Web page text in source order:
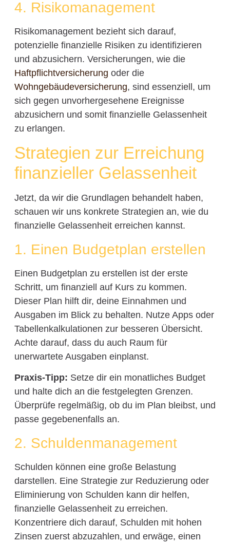
4. Risikomanagement
Risikomanagement bezieht sich darauf,
potenzielle finanzielle Risiken zu identifizieren
und abzusichern. Versicherungen, wie die
Haftpflichtversicherung oder die
Wohngebäudeversicherung, sind essenziell, um
sich gegen unvorhergesehene Ereignisse
abzusichern und somit finanzielle Gelassenheit
zu erlangen.
Strategien zur Erreichung
finanzieller Gelassenheit
Jetzt, da wir die Grundlagen behandelt haben,
schauen wir uns konkrete Strategien an, wie du
finanzielle Gelassenheit erreichen kannst.
1. Einen Budgetplan erstellen
Einen Budgetplan zu erstellen ist der erste
Schritt, um finanziell auf Kurs zu kommen.
Dieser Plan hilft dir, deine Einnahmen und
Ausgaben im Blick zu behalten. Nutze Apps oder
Tabellenkalkulationen zur besseren Übersicht.
Achte darauf, dass du auch Raum für
unerwartete Ausgaben einplanst.
Praxis-Tipp: Setze dir ein monatliches Budget
und halte dich an die festgelegten Grenzen.
Überprüfe regelmäßig, ob du im Plan bleibst, und
passe gegebenenfalls an.
2. Schuldenmanagement
Schulden können eine große Belastung
darstellen. Eine Strategie zur Reduzierung oder
Eliminierung von Schulden kann dir helfen,
finanzielle Gelassenheit zu erreichen.
Konzentriere dich darauf, Schulden mit hohen
Zinsen zuerst abzuzahlen, und erwäge, einen